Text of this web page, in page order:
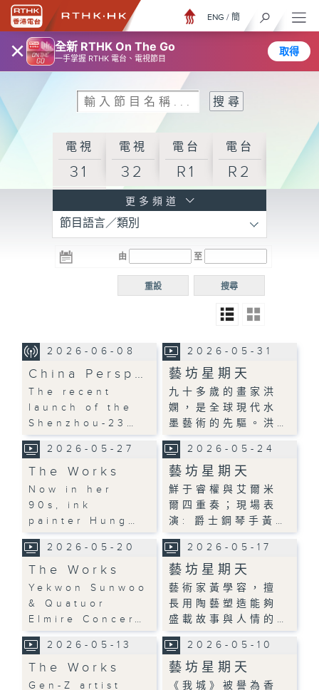
× 全新 RTHK On The Go
一手掌握 RTHK 電台、電視節目
取得
ENG / 簡
電視
31
電視
32
電台
R1
電台
R2
R3
電台 電台
R5
電台
普通
更多頻道
節目語言／類別
由 至
搜尋
重設
2026-06-08
China Persp…
The recent
launch of the
Shenzhou-23…
2026-05-31
藝坊星期天
九十多歲的畫家洪
嫻，是全球現代水
墨藝術的先驅。洪…
2026-05-27
The Works
Now in her
90s, ink
painter Hung…
2026-05-24
藝坊星期天
鮮于睿權與艾爾米
爾四重奏；現場表
演: 爵士鋼琴手黃…
2026-05-20
The Works
Yekwon Sunwoo
& Quatuor
Elmire Concer…
2026-05-17
藝坊星期天
藝術家黃學容，擅
長用陶藝塑造能夠
盛載故事與人情的…
2026-05-13
The Works
Gen-Z artist
2026-05-10
藝坊星期天
《我城》被譽為香